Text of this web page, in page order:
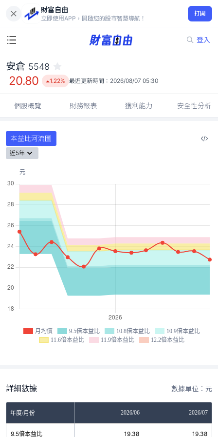
財富自由
立即使用APP，開啟您的股市智慧導航！
打開
登入
20.80
1.22%
安倉 5548
20.80 1.22% 最近更新時間： 2026/08/07 05:30
個股概覽 財務報表 獲利能力 安全性分析
本益比河流圖
近5年
月均價 9.5倍本益比 10.8倍本益比
10.9倍本益比
11.6倍本益比
11.9倍本益比 12.2倍本益比
詳細數據 數據單位：元
年度/月份 2026/06 2026/07
9.5倍本益比 19.38 19.38